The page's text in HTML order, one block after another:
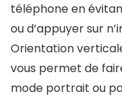
téléphone en
ou d’appuyer sur
Orientation
vous permet de
mode portrait ou